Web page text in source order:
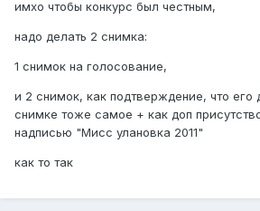
имхо чтобы конкурс был честным,
надо делать 2 снимка:
1 снимок на голосование,
и 2 снимок, как подтверждение, что его
снимке тоже самое + как доп
надписью "Мисс улановка 2011"
как то так